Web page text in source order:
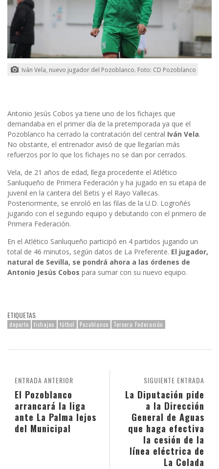
Iván Vela, nuevo jugador del Pozoblanco. Foto: CD Pozoblanco
Antonio Jesús Cobos ya tiene uno de los fichajes que
demandaba en el primer día de la pretemporada ya que el
Pozoblanco ha cerrado la contratación del central Iván Vela.
No obstante, el entrenador avisó de que llegarían más
refuerzos por lo que los fichajes no se dan por cerrados.
Vela, de 21 años de edad, llega procedente el Atlético
Sanluqueño de Primera Federación y ha jugado en su etapa de
juvenil en la cantera del Betis y el Rayo Vallecas.
Posteriormente, se enroló en las filas de la U.D. Logroñés
jugando con el segundo equipo y debutando con el primero de
Primera Federación.
En el Atlético Sanluqueño participó en 4 partidos jugando un
total de 46 minutos, según datos de La Preferente. El jugador,
natural de Sevilla, se pondrá ahora a las órdenes de
Antonio Jesús Cobos para sumar con su nuevo equipo.
ETIQUETAS
deporte fichajes fútbol Pozoblanco Tercera Federación
SIGUIENTE ENTRADA
La Diputación pide
a la Dirección
General de Aguas
que haga efectiva
la cesión de la
línea eléctrica de
La Colada
ENTRADA ANTERIOR
El Pozoblanco
arrancará la liga
ante La Palma lejos
del Municipal